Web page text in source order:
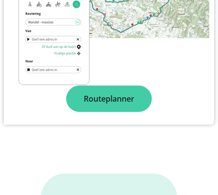
Routeplanner